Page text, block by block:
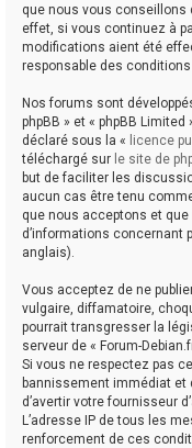
que nous vous conseillons
effet, si vous continuez à
modifications aient été
responsable des
Nos forums sont
phpBB » et « phpBB
déclaré sous la « licence
téléchargé sur le site de
but de faciliter les
aucun cas être tenu
que nous acceptons et que
d’informations concernant
anglais).
Vous acceptez de ne
vulgaire, diffamatoire,
pourrait transgresser la
serveur de « Forum-
Si vous ne respectez pas
bannissement immédiat
d’avertir votre fournisseur
L’adresse IP de tous les
renforcement de ces